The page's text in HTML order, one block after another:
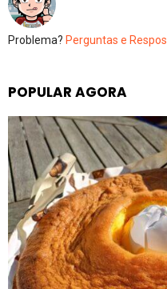
Problema? Perguntas e
POPULAR AGORA